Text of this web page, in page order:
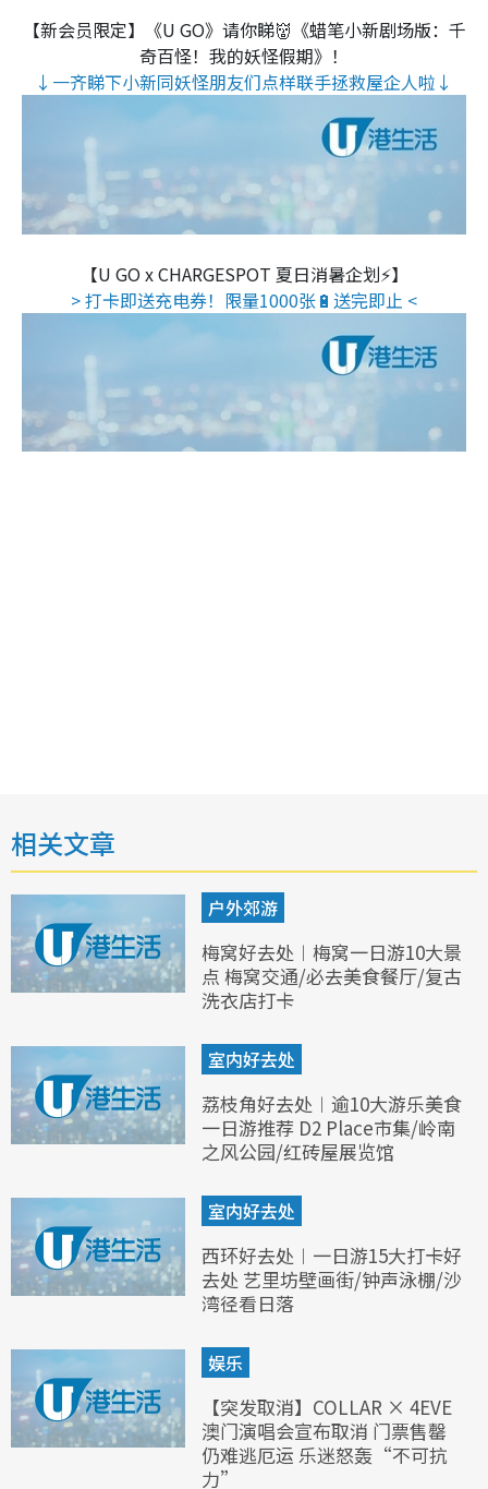
【新会员限定】《U GO》请你睇👹《蜡笔小新剧场版：千
奇百怪！我的妖怪假期》！
↓一齐睇下小新同妖怪朋友们点样联手拯救屋企人啦↓
【U GO x CHARGESPOT 夏日消暑企划⚡】
> 打卡即送充电券！限量1000张🔋送完即止 <
相关文章
户外郊游
梅窝好去处︱梅窝一日游10大景
点 梅窝交通/必去美食餐厅/复古
洗衣店打卡
室内好去处
荔枝角好去处︱逾10大游乐美食
一日游推荐 D2 Place市集/岭南
之风公园/红砖屋展览馆
室内好去处
西环好去处︱一日游15大打卡好
去处 艺里坊壁画街/钟声泳棚/沙
湾径看日落
娱乐
【突发取消】COLLAR × 4EVE
澳门演唱会宣布取消 门票售罄
仍难逃厄运 乐迷怒轰“不可抗
力”